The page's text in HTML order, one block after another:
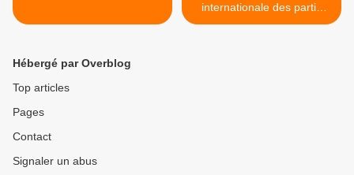
internationale des partis
communistes et ouvriers >
Hébergé par Overblog
Top articles
Pages
Contact
Signaler un abus